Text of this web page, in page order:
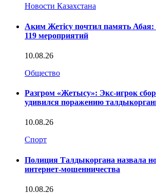
Новости Казахстана
Аким Жетісу почтил память Абая:
119 мероприятий
10.08.26
Общество
Разгром «Жетысу»: Экс-игрок
удивился поражению
10.08.26
Спорт
Полиция Талдыкоргана назвала
интернет-мошенничества
10.08.26